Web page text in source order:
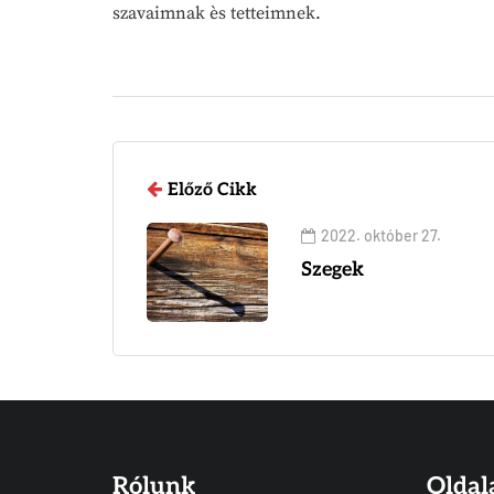
szavaimnak ès tetteimnek.
Előző Cikk
2022. október 27.
Szegek
Rólunk